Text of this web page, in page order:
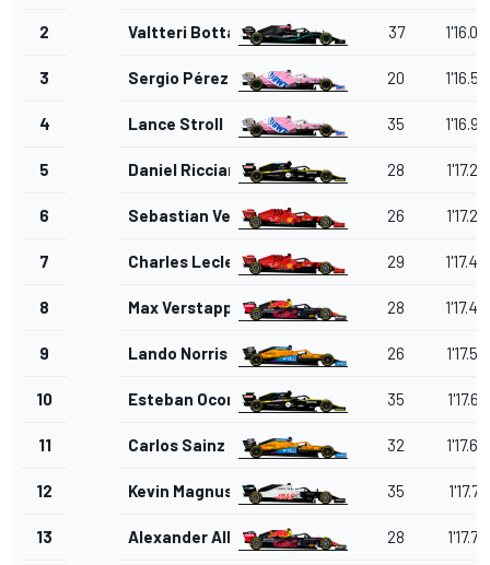
2 Valtteri Bottas 37
3 Sergio Pérez 20
4 Lance Stroll 35
5 Daniel Ricciardo 28
6 Sebastian Vettel 26
7 Charles Leclerc 29
8 Max Verstappen 28
9 Lando Norris 26
10 Esteban Ocon 35
11 Carlos Sainz Jr. 32
12 Kevin Magnussen 35
13 Alexander Albon 28